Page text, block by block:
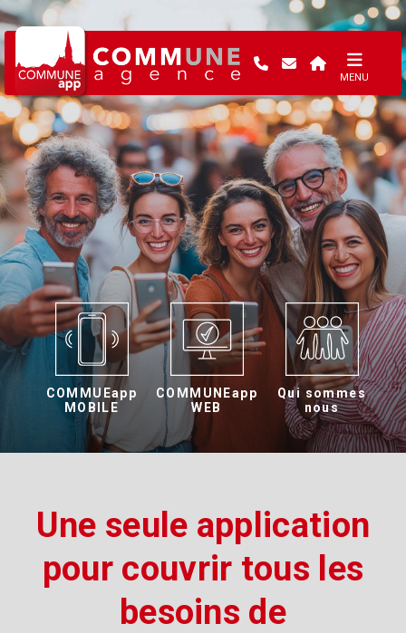
MENU
COMMUEapp
MOBILE
COMMUNEapp
WEB
Qui sommes
nous
Une seule application
pour couvrir tous les
besoins de